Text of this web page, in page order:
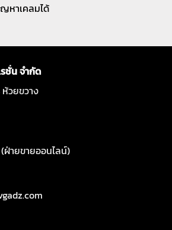
หาเคลมได้
ชั่น จำกัด
วยขวาง
(ฝ่ายขายออนไลน์)